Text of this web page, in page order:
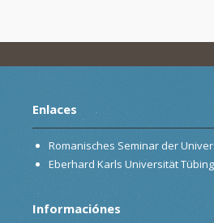
Enlaces
Romanisches Seminar der
Eberhard Karls Universität
Informaciónes